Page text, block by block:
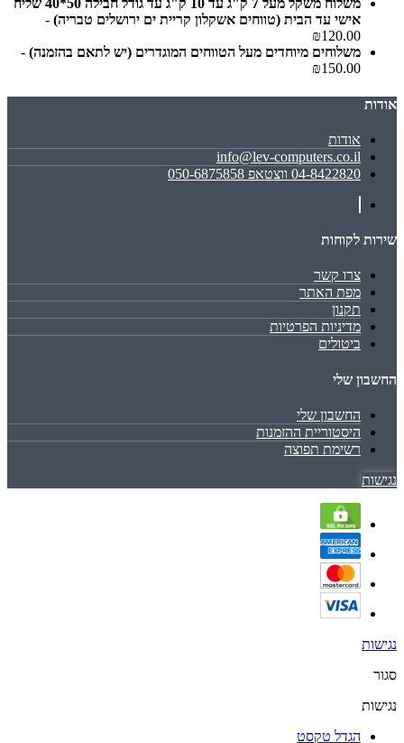
משלוח משקל מעל 7 ק"ג עד 10 ק"ג עד גודל חבילה 50*40 שליח
אישי עד הבית (טווחים אשקלון קריית ים ירושלים טבריה) -
₪120.00
משלוחים מיוחדים מעל הטווחים המוגדרים (יש לתאם בהזמנה) -
₪150.00
אודות
אודות
info@lev-computers.co.il
04-8422820 ווצטאפ 050-6875858
שירות לקוחות
צרו קשר
מפת האתר
תקנון
מדיניות הפרטיות
ביטולים
החשבון שלי
החשבון שלי
היסטוריית ההזמנות
רשימת תפוצה
נגישות
נגישות
סגור
נגישות
הגדל טקסט